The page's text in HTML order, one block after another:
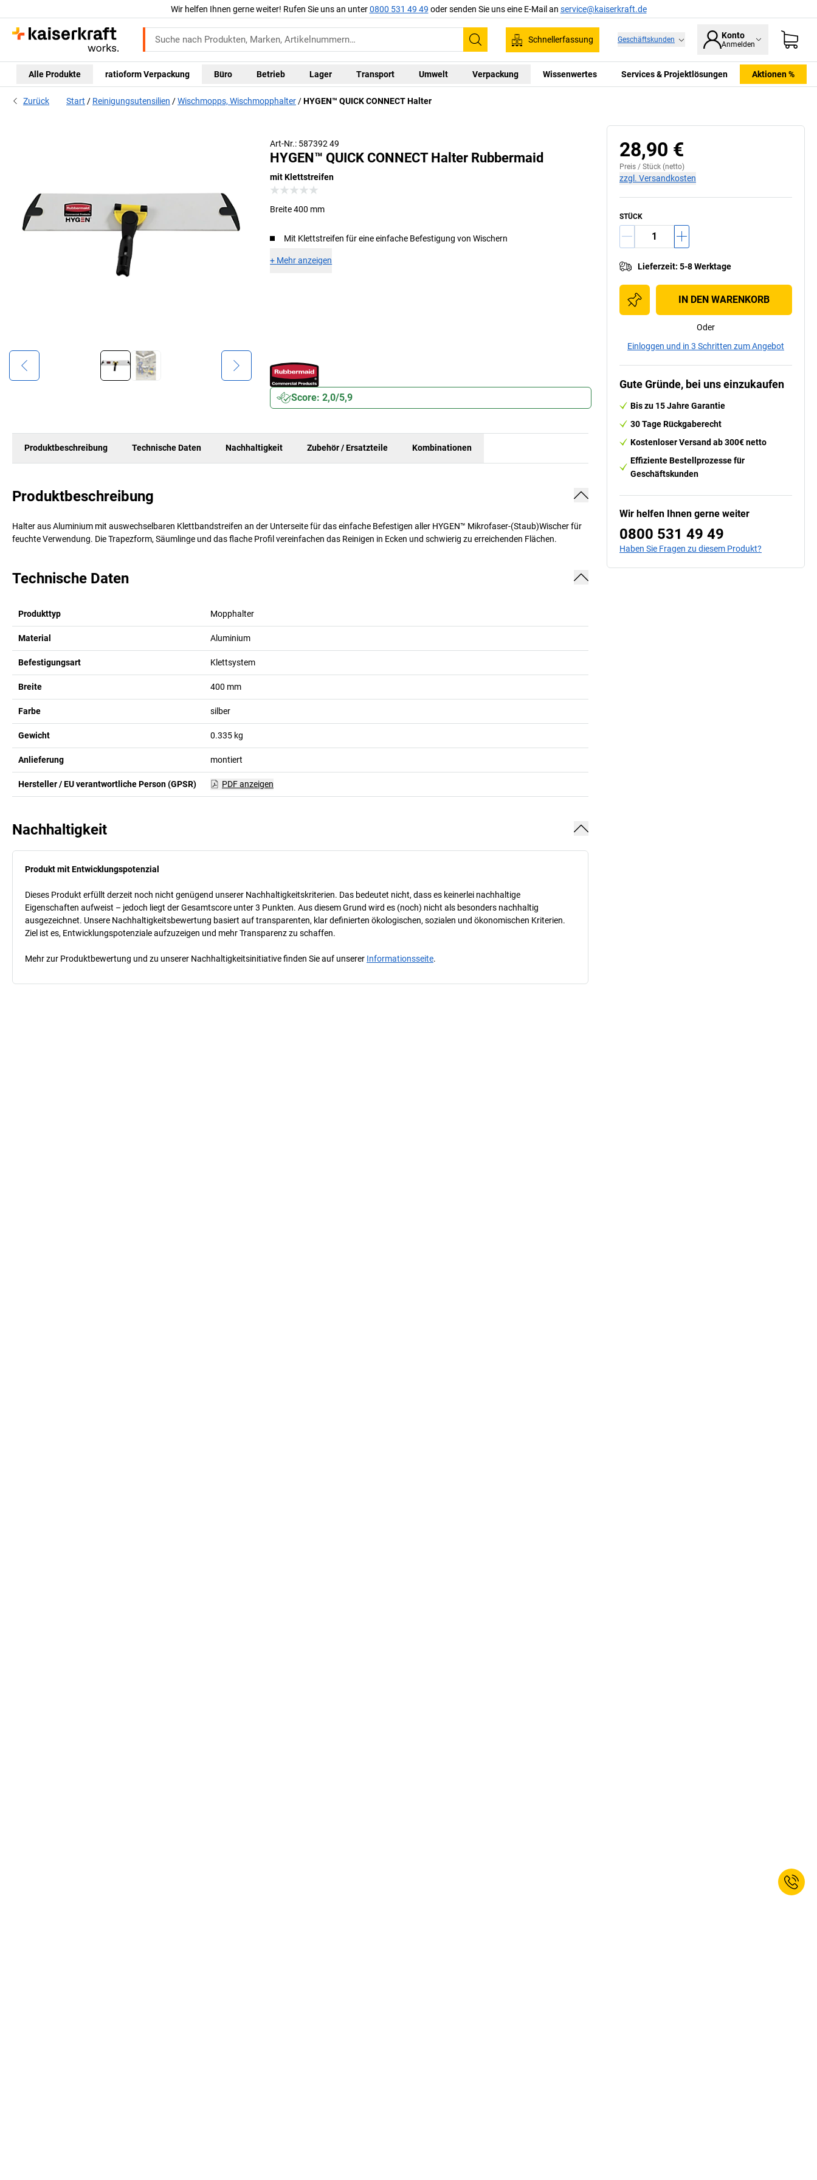
Wir helfen Ihnen gerne weiter! Rufen Sie uns an unter0800 531 49 49 oder senden Sie uns eine E-Mail an service@kaiserkraft.de
Suchen
Schnellerfassung Geschäftskunden Konto
Anmelden
Alle Produkte ratioform Verpackung Büro Betrieb Lager Transport Umwelt Verpackung Wissenwertes Services & Projektlösungen Aktionen %
Zurück Start Reinigungsutensilien Wischmopps, Wischmopphalter HYGEN™ QUICK CONNECT Halter
Art-Nr.: 587392 49
HYGEN™ QUICK CONNECT Halter Rubbermaid
mit Klettstreifen
Breite 400 mm
Mit Klettstreifen für eine einfache Befestigung von Wischern
+ Mehr anzeigen
Score: 2,0/5,9
Produktbeschreibung Technische Daten Nachhaltigkeit Zubehör / Ersatzteile Kombinationen
Produktbeschreibung
Halter aus Aluminium mit auswechselbaren Klettbandstreifen an der Unterseite für das einfache Befestigen aller HYGEN™ Mikrofaser-(Staub)Wischer für
feuchte Verwendung. Die Trapezform, Säumlinge und das flache Profil vereinfachen das Reinigen in Ecken und schwierig zu erreichenden Flächen.
Technische Daten
Produkttyp Mopphalter
Material Aluminium
Befestigungsart Klettsystem
Breite 400 mm
Farbe silber
Gewicht 0.335 kg
Anlieferung montiert
Hersteller / EU verantwortliche Person (GPSR) PDF anzeigen
Nachhaltigkeit
Produkt mit Entwicklungspotenzial
Dieses Produkt erfüllt derzeit noch nicht genügend unserer Nachhaltigkeitskriterien. Das bedeutet nicht, dass es keinerlei nachhaltige
Eigenschaften aufweist – jedoch liegt der Gesamtscore unter 3 Punkten. Aus diesem Grund wird es (noch) nicht als besonders nachhaltig
ausgezeichnet. Unsere Nachhaltigkeitsbewertung basiert auf transparenten, klar definierten ökologischen, sozialen und ökonomischen Kriterien.
Ziel ist es, Entwicklungspotenziale aufzuzeigen und mehr Transparenz zu schaffen.
Mehr zur Produktbewertung und zu unserer Nachhaltigkeitsinitiative finden Sie auf unserer Informationsseite.
28,90 €
Preis / Stück (netto)
zzgl. Versandkosten
STÜCK
Lieferzeit: 5-8 Werktage
IN DEN WARENKORB
Oder
Einloggen und in 3 Schritten zum Angebot
Gute Gründe, bei uns einzukaufen
Bis zu 15 Jahre Garantie
30 Tage Rückgaberecht
Kostenloser Versand ab 300€ netto
Effiziente Bestellprozesse für
Geschäftskunden
Wir helfen Ihnen gerne weiter
0800 531 49 49
Haben Sie Fragen zu diesem Produkt?